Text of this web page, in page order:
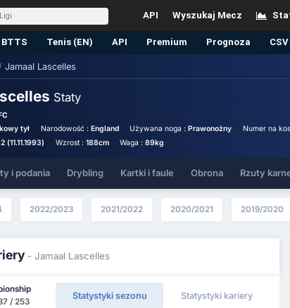
Wyszukaj Mecz
API
BTTS Tenis (EN) API Premium Prognoza CSV
/ Jamaal Lascelles
Staty
tył Narodowość : England Używana noga :Prawonożny Numer na
(11.11.1993) Wzrost : 188cm Waga :89kg
i podania Drybling Kartki i faule Obrona Rzuty
2022/2023 2021/2022 2020/2021 2019/2020
- Jamaal Lascelles
/ 253
Statystyki sezonu Statystyki kariery